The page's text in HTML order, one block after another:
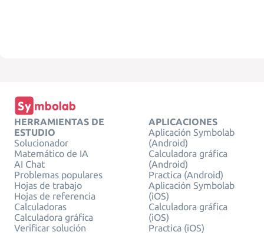
HERRAMIENTAS DE
ESTUDIO
Solucionador
Matemático de IA
AI Chat
Problemas populares
Hojas de trabajo
Hojas de referencia
Calculadoras
Calculadora gráfica
Verificar solución
APLICACIONES
Aplicación Symbolab
(Android)
Calculadora gráfica
(Android)
Practica (Android)
Aplicación Symbolab
(iOS)
Calculadora gráfica
(iOS)
Practica (iOS)